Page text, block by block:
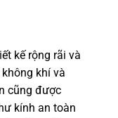
kế rộng rãi và
khí và
cũng được
kính an toàn